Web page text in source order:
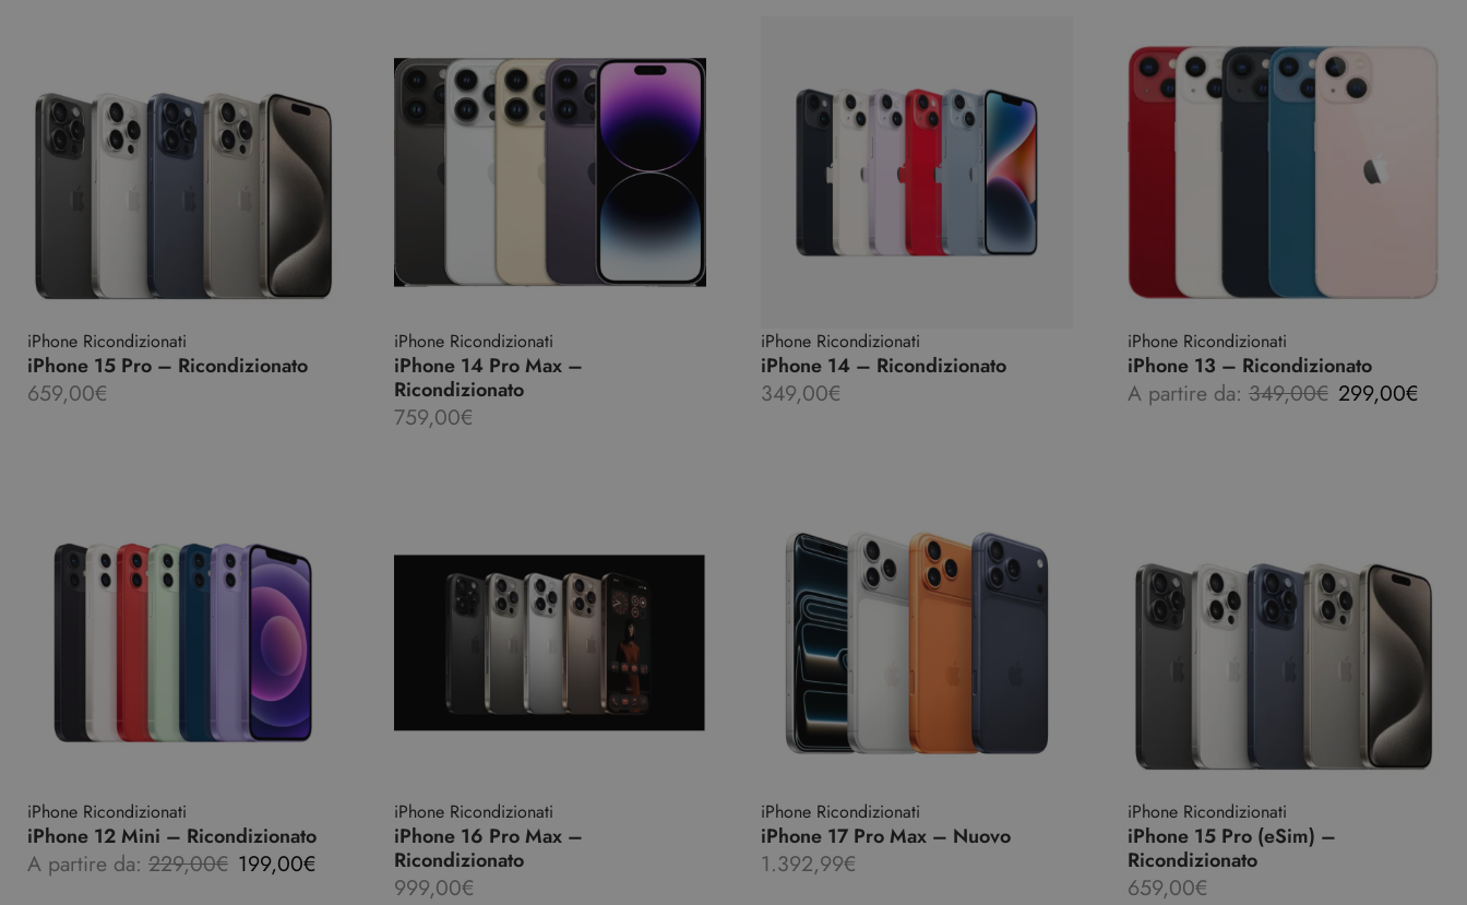
iPhone Ricondizionati
iPhone 15 Pro – Ricondizionato
659,00€
iPhone Ricondizionati
iPhone 14 Pro Max –
Ricondizionato
759,00€
iPhone Ricondizionati
iPhone 14 – Ricondizionato
349,00€
iPhone Ricondizionati
iPhone 13 – Ricondizionato
A partire da: 349,00€ 299,00€
iPhone Ricondizionati
iPhone 12 Mini – Ricondizionato
A partire da: 229,00€ 199,00€
iPhone Ricondizionati
iPhone 16 Pro Max –
Ricondizionato
999,00€
iPhone Ricondizionati
iPhone 17 Pro Max – Nuovo
1.392,99€
iPhone Ricondizionati
iPhone 15 Pro (eSim) –
Ricondizionato
659,00€